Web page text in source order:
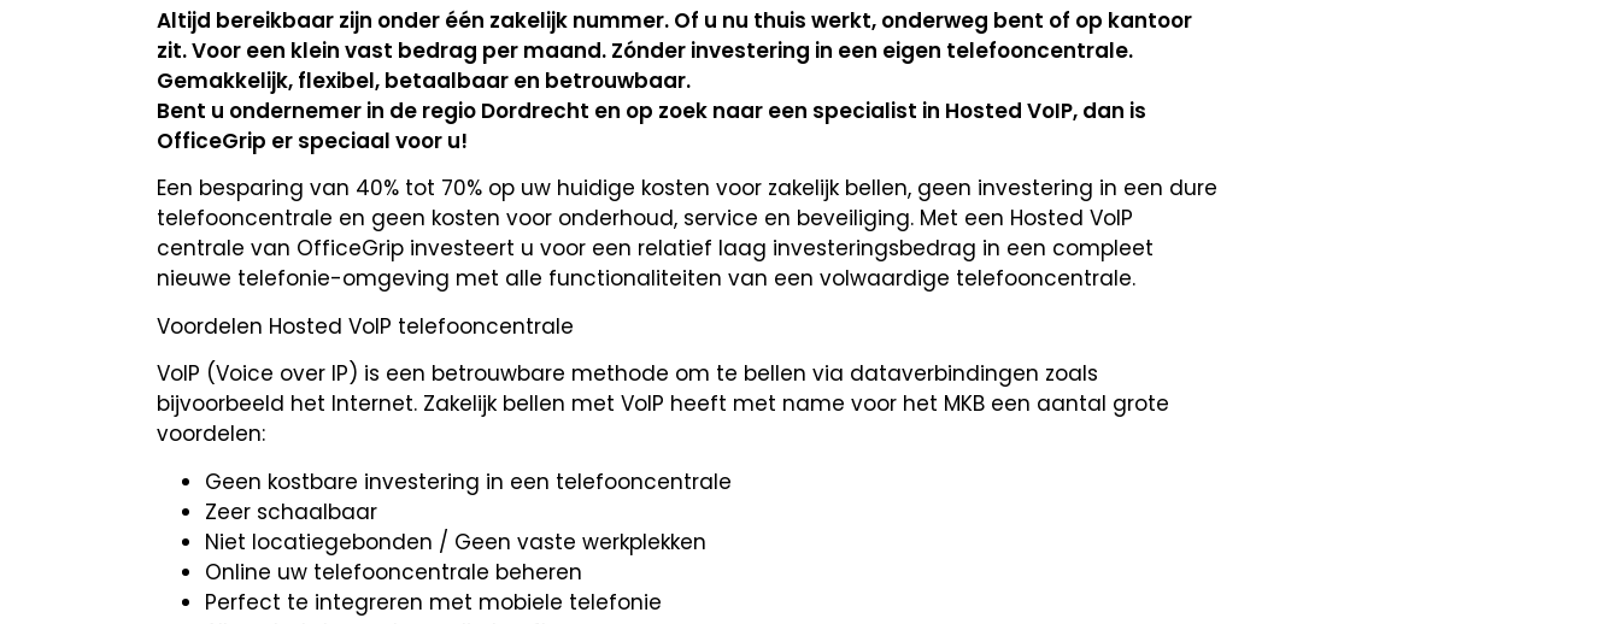
Altijd bereikbaar zijn onder één zakelijk nummer. Of u nu thuis werkt, onderweg bent of op kantoor
zit. Voor een klein vast bedrag per maand. Zónder investering in een eigen telefooncentrale.
Gemakkelijk, flexibel, betaalbaar en betrouwbaar.
Bent u ondernemer in de regio Dordrecht en op zoek naar een specialist in Hosted VoIP, dan is
OfficeGrip er speciaal voor u!
Een besparing van 40% tot 70% op uw huidige kosten voor zakelijk bellen, geen investering in een dure
telefooncentrale en geen kosten voor onderhoud, service en beveiliging. Met een Hosted VoIP
centrale van OfficeGrip investeert u voor een relatief laag investeringsbedrag in een compleet
nieuwe telefonie-omgeving met alle functionaliteiten van een volwaardige telefooncentrale.
Voordelen Hosted VoIP telefooncentrale
VoIP (Voice over IP) is een betrouwbare methode om te bellen via dataverbindingen zoals
bijvoorbeeld het Internet. Zakelijk bellen met VoIP heeft met name voor het MKB een aantal grote
voordelen:
Geen kostbare investering in een telefooncentrale
Zeer schaalbaar
Niet locatiegebonden / Geen vaste werkplekken
Online uw telefooncentrale beheren
Perfect te integreren met mobiele telefonie